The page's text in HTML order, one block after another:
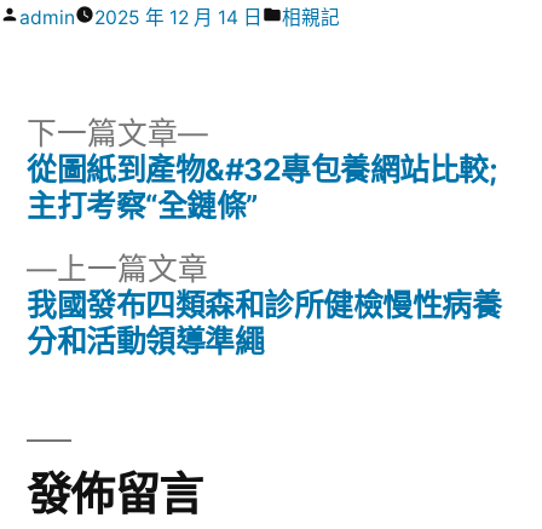
作
admin 2025 年 12 月 14 日
分
相親記
文
導
覽
上一篇文章
一
篇
我國發布四類森和診所健檢慢性病養
分和活動領導準繩
下一篇文章
下
一
篇
從圖紙到產物&#32專包養網站比較;
主打考察“全鏈條”
發佈留言